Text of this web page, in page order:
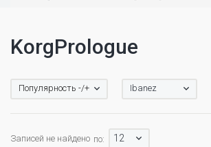
KorgPrologue
Популярность -/+ Ibanez
Записей не найдено по: 12